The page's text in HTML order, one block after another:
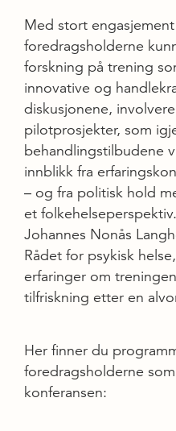
Med stort
foredragsholderne
forskning på trening
innovative og
diskusjonene,
pilotprosjekter, som
behandlingstilbudene
innblikk fra
– og fra politisk hold
et
Johannes Nonås
Rådet for psykisk
erfaringer om
tilfriskning etter en
Her finner du
foredragsholderne
konferansen: